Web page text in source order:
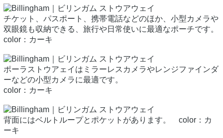
チケット、パスポート、携帯電話などのほか、小型カメラや
双眼鏡も収納できる、旅行や日常使いに最適なポーチです。
color：カーキ
ポーラストウアェイはミラーレスカメラやレンジファインダ
ーなどの小型カメラに最適です。
color：カーキ
背面にはベルトループとポケットがあります。 color：カ
ーキ